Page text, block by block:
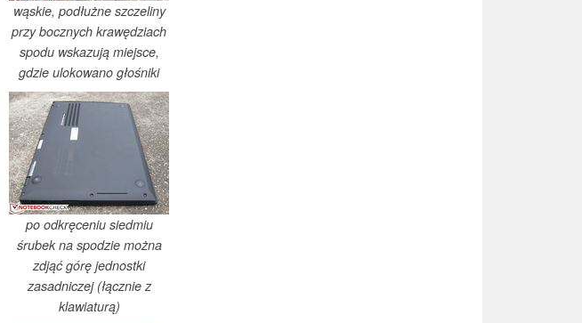
wąskie, podłużne szczeliny
przy bocznych krawędziach
spodu wskazują miejsce,
gdzie ulokowano głośniki
po odkręceniu siedmiu
śrubek na spodzie można
zdjąć górę jednostki
zasadniczej (łącznie z
klawiaturą)